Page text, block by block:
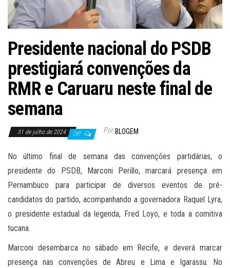
Presidente nacional do PSDB
prestigiará convenções da
RMR e Caruaru neste final de
semana
31 de julho de 2024 Off Por BLOGEM
No último final de semana das convenções partidárias, o
presidente do PSDB, Marconi Perillo, marcará presença em
Pernambuco para participar de diversos eventos de pré-
candidatos do partido, acompanhando a governadora Raquel Lyra,
o presidente estadual da legenda, Fred Loyo, e toda a comitiva
tucana.
Marconi desembarca no sábado em Recife, e deverá marcar
presença nas convenções de Abreu e Lima e Igarassu. No